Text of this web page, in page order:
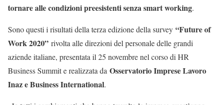
tornare alle condizioni preesistenti senza smart working.
Sono questi i risultati della terza edizione della survey “Future of
Work 2020” rivolta alle direzioni del personale delle grandi
aziende italiane, presentata il 25 novembre nel corso di HR
Business Summit e realizzata da Osservatorio Imprese Lavoro
Inaz e Business International.